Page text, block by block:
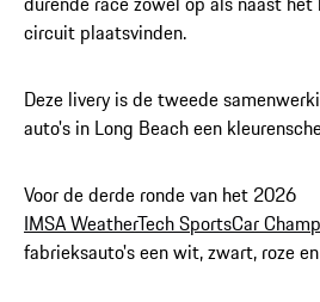
circuit plaatsvinden.
Deze livery is de tweede
auto's in Long Beach een
Voor de derde ronde van het 2026
IMSA WeatherTech SportsCar
fabrieksauto's een wit, zwart, roze